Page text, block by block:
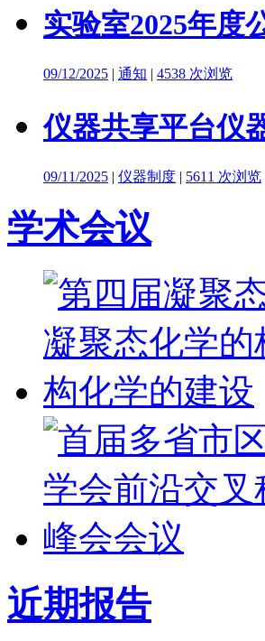
实验室2025年度
09/12/2025 | 通知 | 4538 次浏览
仪器共享平台仪
09/11/2025 | 仪器制度 | 5611 次浏览
学术会议
近期报告